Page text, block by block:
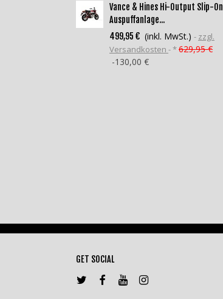
Vance & Hines Hi-Output Slip-On
Auspuffanlage...
499,95 € (inkl. MwSt.)
zzgl.
Versandkosten
*629,95 €
-130,00 €
GET SOCIAL